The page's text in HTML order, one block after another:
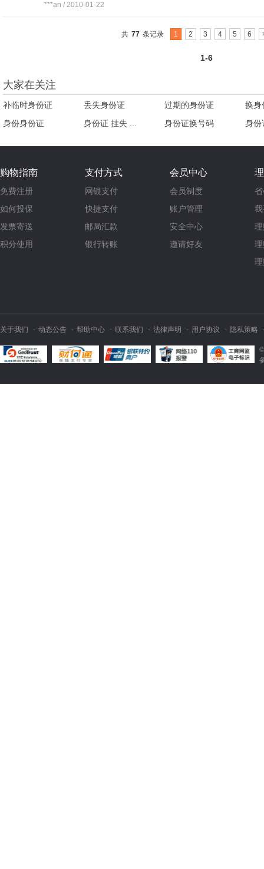
***an / 2010-01-22
共 77 条记录 1 2 3 4 5 6
1-6
大家在关注
补临时身份证 丢失身份证 过期的身份证
换身
身份身份证
身份证 挂失 ... 身份证换号码 身份
购物指南
免费注册
如何投保
发票寄送
积分使用
支付方式
网银支付
快捷支付
邮局汇款
银行转账
会员中心
会员制度
账户管理
安全中心
邀请好友
关于我们 动态公告 帮助中心 联系我们 法律声明 用户协议
隐私策略
©